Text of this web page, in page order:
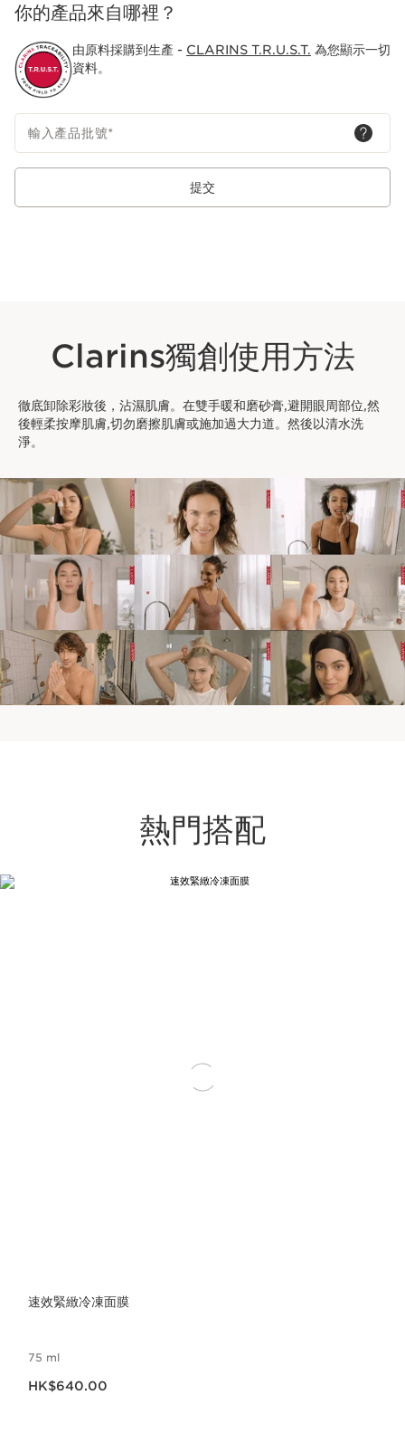
你的產品來自哪裡？
由原料採購到生產 - CLARINS T.R.U.S.T. 為您顯示一切
資料。
輸入產品批號*
提交
Clarins獨創使用方法
徹底卸除彩妝後，沾濕肌膚。在雙手暖和磨砂膏,避開眼周部位,然
後輕柔按摩肌膚,切勿磨擦肌膚或施加過大力道。然後以清水洗
淨。
熱門搭配
速效緊緻冷凍面膜
75 ml
HK$640.00